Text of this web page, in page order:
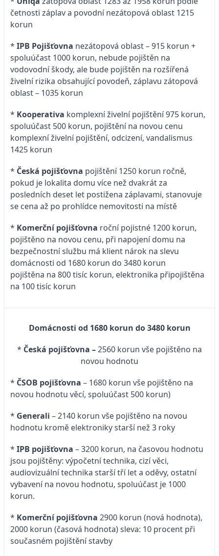
četnosti záplav a povodní nezátopová oblast 1215
korun
* IPB Pojišťovna nezátopová oblast – 915 korun +
spoluúčast 1000 korun, nebude pojištěn na
vodovodní škody, ale bude pojištěn na rozšířená
živelní rizika obsahující povodeň, záplavu zátopová
oblast – 1035 korun
* Kooperativa komplexní živelní pojištění 975 korun,
spoluúčast 500 korun, pojištění na novou cenu
komplexní živelní pojištění, odcizení, vandalismus
1425 korun
* Česká pojišťovna pojištění 1250 korun ročně,
pokud je lokalita domu více než dvakrát za
posledních deset let postižena záplavami, stanovuje
se cena až po prohlídce nemovitosti na místě
* Komerční pojišťovna roční pojistné 1200 korun,
pojištěno na novou cenu, při napojení domu na
bezpečnostní službu má klient nárok na slevu
domácnosti od 1680 korun do 3480 korun
pojištěna na 800 tisíc korun, elektronika připojištěna
na 100 tisíc korun
Domácnosti od 1680 korun do 3480 korun
* Česká pojišťovna –2560 korun vše pojištěno na
novou hodnotu
* ČSOB pojišťovna – 1680 korun vše pojištěno na
novou hodnotu věcí, spoluúčast 500 korun)
* Generali – 2140 korun vše pojištěno na novou
hodnotu kromě elektroniky starší než 3 roky
* IPB pojišťovna – 3200 korun, na časovou hodnotu
jsou pojištěny: výpočetní technika, cizí věci,
audiovizuální technika starší tří let a oděvy, ostatní
vybavení na novou hodnotu, spoluúčast je 1000
korun.
* Komerční pojišťovna 2900 korun (nová hodnota),
2000 korun (časová hodnota) sleva: 10 procent při
současném pojištění stavby